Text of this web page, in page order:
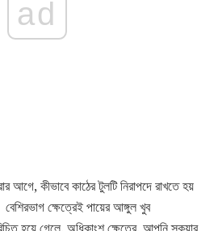
ad
আগে, কীভাবে কাঠের টুলটি নিরাপদে রাখতে হয়
ক্ষেত্রেই পায়ের আঙ্গুল খুব